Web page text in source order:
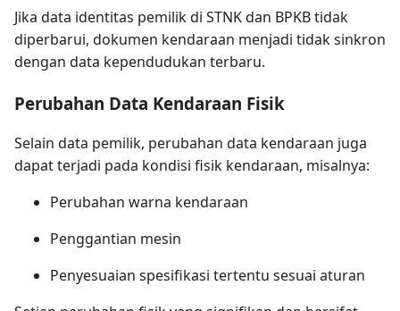
Jika data identitas pemilik di STNK dan BPKB tidak
diperbarui, dokumen kendaraan menjadi tidak sinkron
dengan data kependudukan terbaru.
Perubahan Data Kendaraan Fisik
Selain data pemilik, perubahan data kendaraan juga
dapat terjadi pada kondisi fisik kendaraan, misalnya:
Perubahan warna kendaraan
Penggantian mesin
Penyesuaian spesifikasi tertentu sesuai aturan